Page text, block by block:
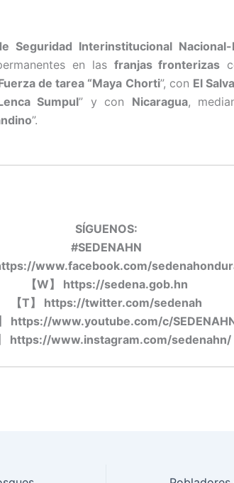
Seguridad Interinstitucional Nacional-
en las franjas fronterizas
de tarea “Maya Chorti”, con El
Sumpul” y con Nicaragua,
”.
SÍGUENOS:
#SEDENAHN
www.facebook.com/
【W】
https://sedena.gob.hn
【T】
https://twitter.com/sedenah
https://www.youtube.com/c/
https://www.instagram.com/sedenahn/